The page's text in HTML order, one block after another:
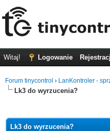
Witaj! Logowanie
Forum tinycontrol › LanKontroler -
Lk3 do wyrzucenia?
Lk3 do wyrzucenia?